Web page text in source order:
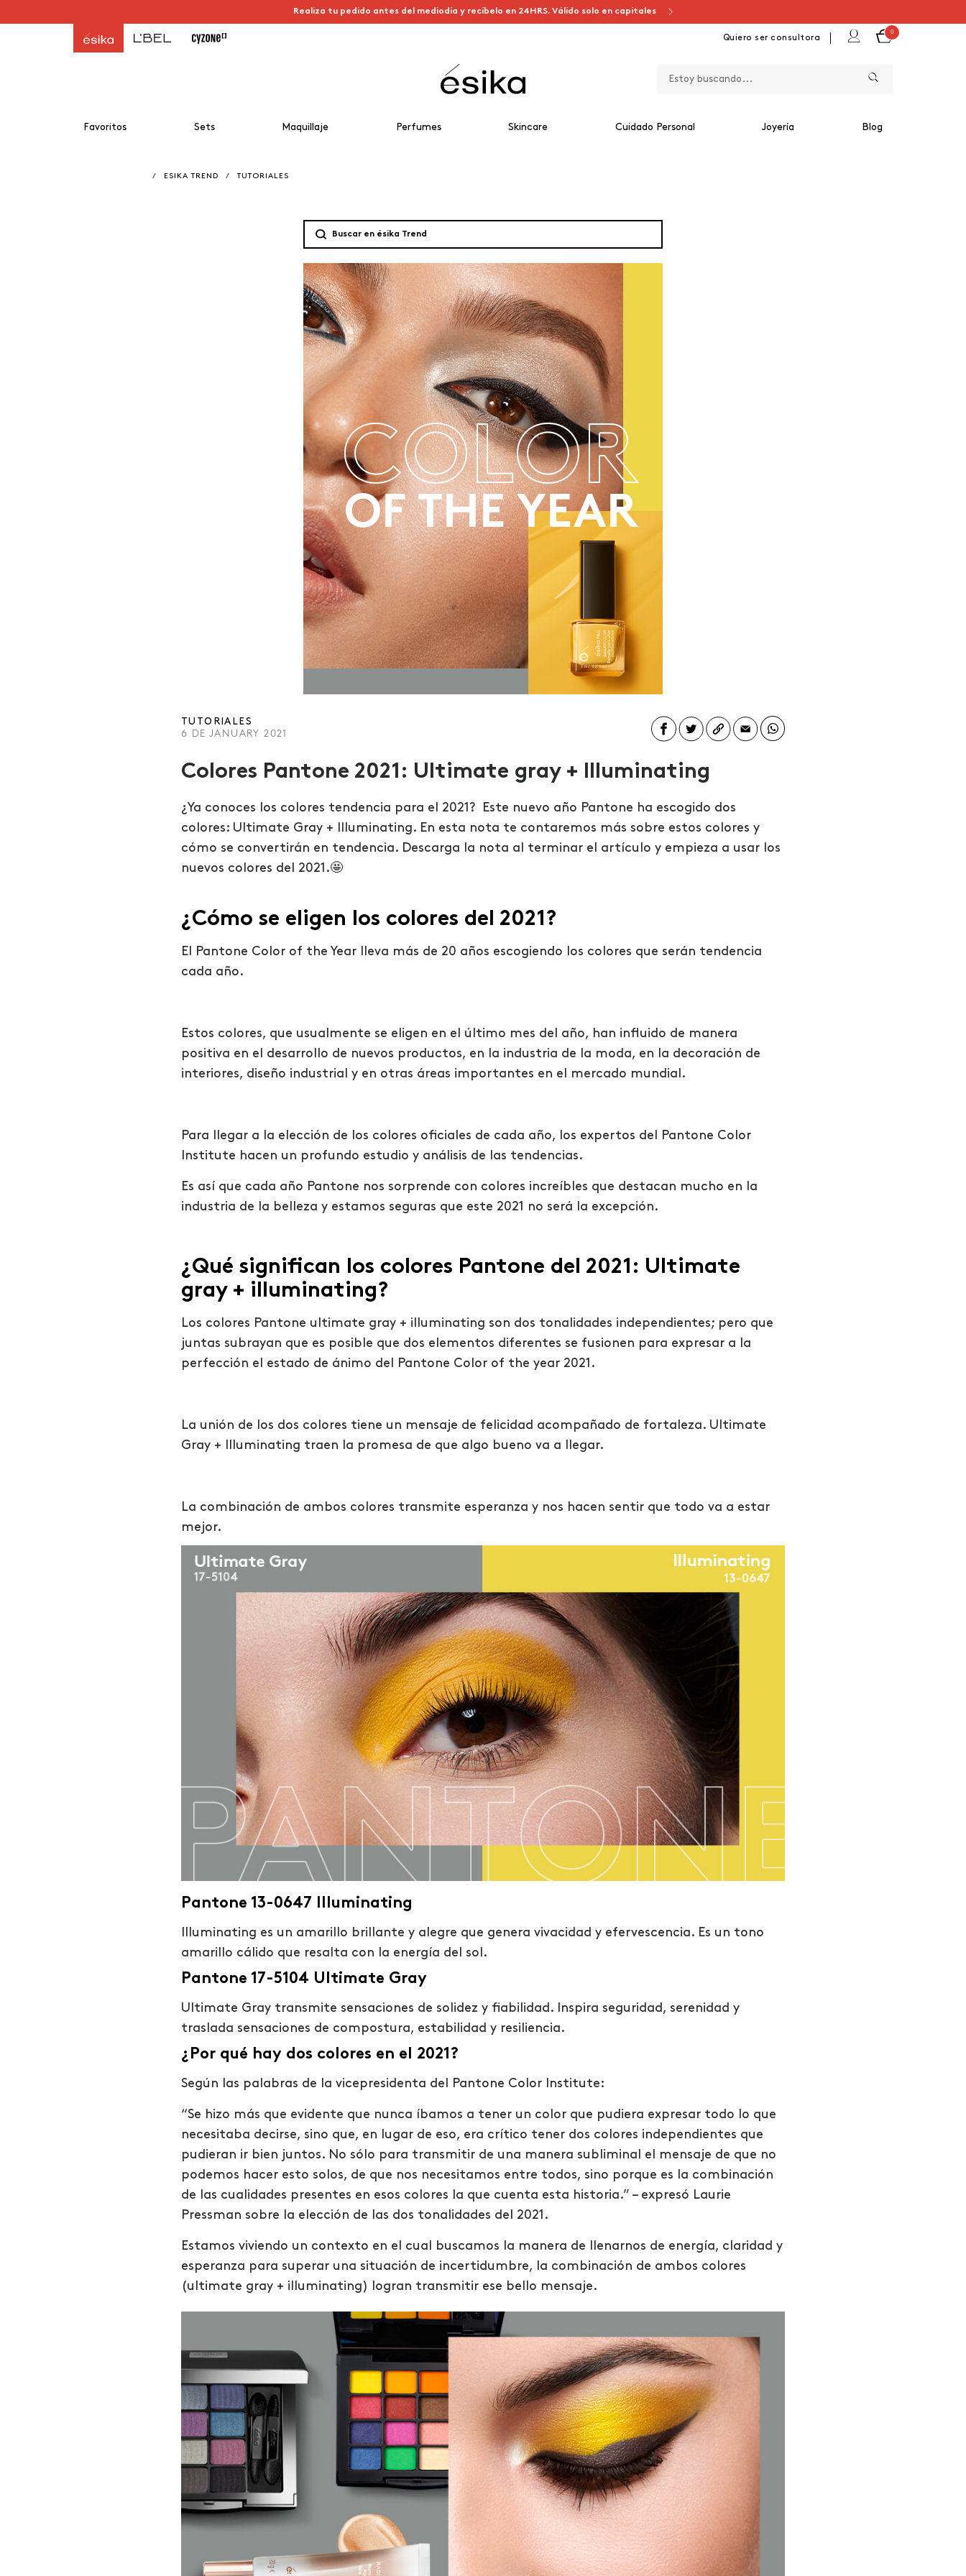
Realiza tu pedido antes del mediodía y recíbelo en 24HRS. Válido solo en capitales
Quiero ser consultora
0
Favoritos Sets Maquillaje Perfumes Skincare Cuidado Personal Joyería Blog
/ ESIKA TREND / TUTORIALES
TUTORIALES
6 DE JANUARY 2021
Colores Pantone 2021: Ultimate gray + Illuminating
¿Ya conoces los colores tendencia para el 2021? Este nuevo año Pantone ha escogido dos
colores: Ultimate Gray + Illuminating. En esta nota te contaremos más sobre estos colores y
cómo se convertirán en tendencia. Descarga la nota al terminar el artículo y empieza a usar los
nuevos colores del 2021.🤩
¿Cómo se eligen los colores del 2021?
El Pantone Color of the Year lleva más de 20 años escogiendo los colores que serán tendencia
cada año.
Estos colores, que usualmente se eligen en el último mes del año, han influido de manera
positiva en el desarrollo de nuevos productos, en la industria de la moda, en la decoración de
interiores, diseño industrial y en otras áreas importantes en el mercado mundial.
Para llegar a la elección de los colores oficiales de cada año, los expertos del Pantone Color
Institute hacen un profundo estudio y análisis de las tendencias.
Es así que cada año Pantone nos sorprende con colores increíbles que destacan mucho en la
industria de la belleza y estamos seguras que este 2021 no será la excepción.
¿Qué significan los colores Pantone del 2021: Ultimate
gray + illuminating?
Los colores Pantone ultimate gray + illuminating son dos tonalidades independientes; pero que
juntas subrayan que es posible que dos elementos diferentes se fusionen para expresar a la
perfección el estado de ánimo del Pantone Color of the year 2021.
La unión de los dos colores tiene un mensaje de felicidad acompañado de fortaleza. Ultimate
Gray + Illuminating traen la promesa de que algo bueno va a llegar.
La combinación de ambos colores transmite esperanza y nos hacen sentir que todo va a estar
mejor.
Pantone 13-0647 Illuminating
Illuminating es un amarillo brillante y alegre que genera vivacidad y efervescencia. Es un tono
amarillo cálido que resalta con la energía del sol.
Pantone 17-5104 Ultimate Gray
Ultimate Gray transmite sensaciones de solidez y fiabilidad. Inspira seguridad, serenidad y
traslada sensaciones de compostura, estabilidad y resiliencia.
¿Por qué hay dos colores en el 2021?
Según las palabras de la vicepresidenta del Pantone Color Institute:
“Se hizo más que evidente que nunca íbamos a tener un color que pudiera expresar todo lo que
necesitaba decirse, sino que, en lugar de eso, era crítico tener dos colores independientes que
pudieran ir bien juntos. No sólo para transmitir de una manera subliminal el mensaje de que no
podemos hacer esto solos, de que nos necesitamos entre todos, sino porque es la combinación
de las cualidades presentes en esos colores la que cuenta esta historia.” – expresó Laurie
Pressman sobre la elección de las dos tonalidades del 2021.
Estamos viviendo un contexto en el cual buscamos la manera de llenarnos de energía, claridad y
esperanza para superar una situación de incertidumbre, la combinación de ambos colores
(ultimate gray + illuminating) logran transmitir ese bello mensaje.